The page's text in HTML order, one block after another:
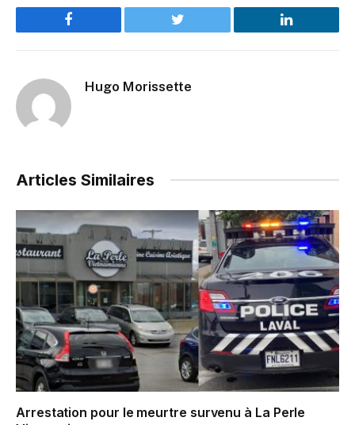
Facebook Twitter LinkedIn
Hugo Morissette
Articles Similaires
Arrestation pour le meurtre survenu à La Perle